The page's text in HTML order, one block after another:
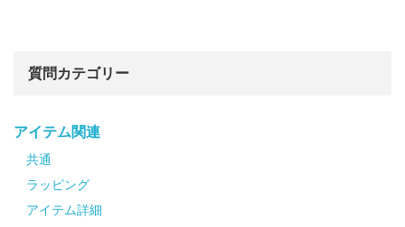
質問カテゴリー
アイテム関連
共通
ラッピング
アイテム詳細